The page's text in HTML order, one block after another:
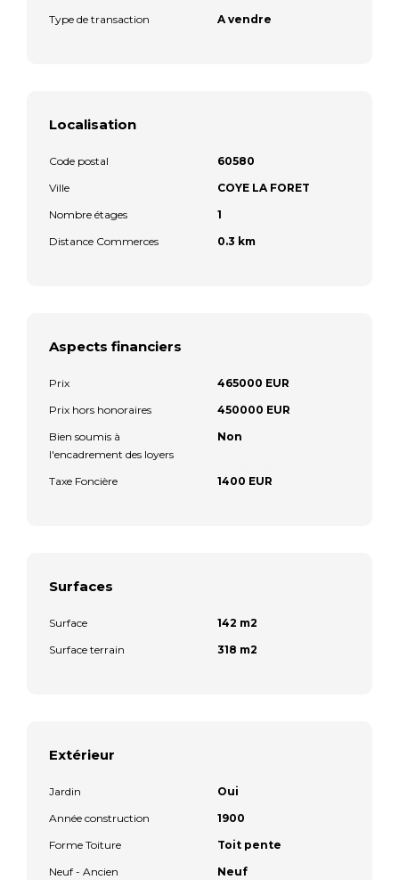
Type de transaction
A vendre
Localisation
Code postal
60580
Ville
COYE LA FORET
Nombre étages
1
Distance Commerces
0.3 km
Aspects financiers
Prix
465000 EUR
Prix hors honoraires
450000 EUR
Bien soumis à
l'encadrement des loyers
Non
Taxe Foncière 1400 EUR
Surfaces
Surface
142 m2
Surface terrain
318 m2
Extérieur
Jardin
Oui
Année construction
1900
Forme Toiture
Toit pente
Neuf - Ancien
Neuf